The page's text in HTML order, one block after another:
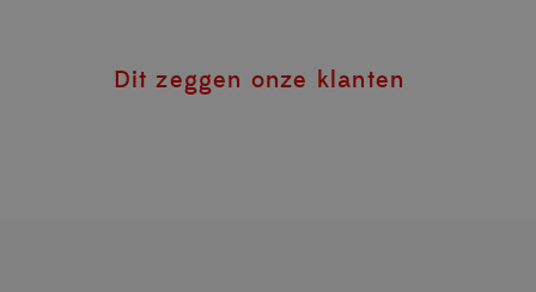
Dit zeggen onze klanten